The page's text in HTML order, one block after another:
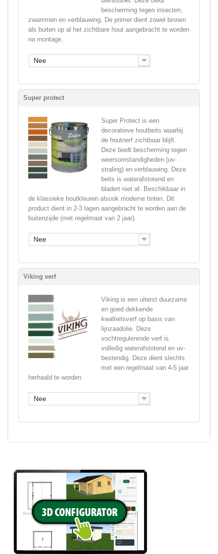
bescherming tegen insecten,
zwammen en verblauwing. De primer dient zowel binnen
als buiten op al het zichtbare hout aangebracht te worden
na montage.
Nee
Super protect
Super Protect is een
decoratieve houtbeits waarbij
de houtnerf zichtbaar blijft.
Deze biedt bescherming tegen
weersomstandigheden (uv-
straling) en verblauwing. Deze
beits is waterafstotend en
bladert niet af. Beschikbaar in
de klassieke houtkleuren alsook moderne tinten. Dit
product dient in 2-3 lagen aangebracht te worden aan de
buitenzijde (met regelmaat van 2 jaar).
Nee
Viking verf
Viking is een uiterst duurzame
en goed dekkende
kwalteitsverf op basis van
lijnzaadolie. Deze
vochtregulerende verf is
volledig waterafstotend en uv-
bestendig. Deze dient slechts
met een regelmaat van 4-5 jaar
herhaald te worden.
Nee